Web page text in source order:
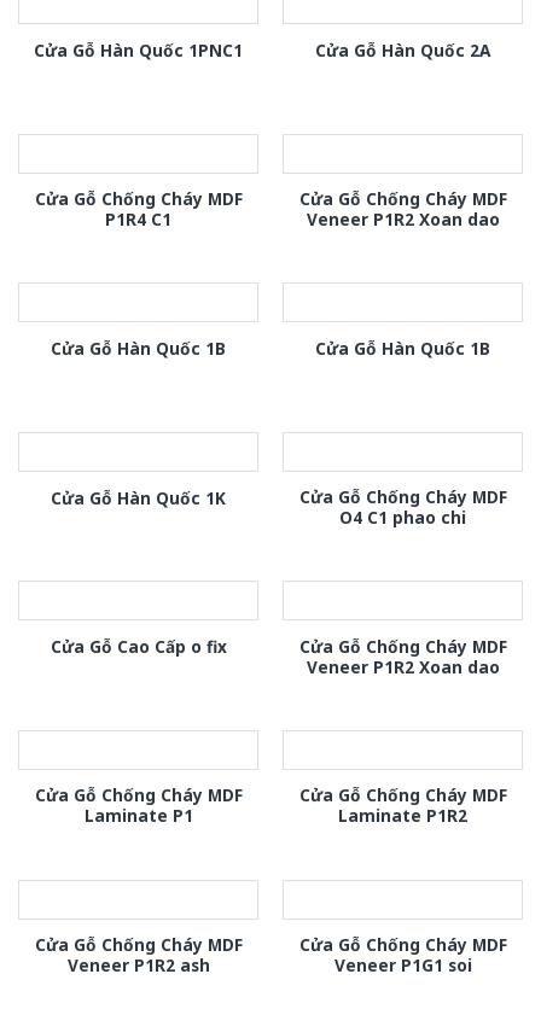
Cửa Gỗ Hàn Quốc 1PNC1 Cửa Gỗ Hàn Quốc 2A
Cửa Gỗ Chống Cháy MDF
P1R4 C1
Cửa Gỗ Chống Cháy MDF
Veneer P1R2 Xoan dao
Cửa Gỗ Hàn Quốc 1B Cửa Gỗ Hàn Quốc 1B
Cửa Gỗ Hàn Quốc 1K
Cửa Gỗ Chống Cháy MDF
O4 C1 phao chi
Cửa Gỗ Cao Cấp o fix
Cửa Gỗ Chống Cháy MDF
Veneer P1R2 Xoan dao
Cửa Gỗ Chống Cháy MDF
Laminate P1
Cửa Gỗ Chống Cháy MDF
Laminate P1R2
Cửa Gỗ Chống Cháy MDF
Veneer P1R2 ash
Cửa Gỗ Chống Cháy MDF
Veneer P1G1 soi